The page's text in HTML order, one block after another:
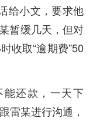
给小文，要求他
暂缓几天，但对
收取“逾期费”50
还款，一天下
雷某进行沟通，